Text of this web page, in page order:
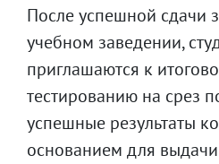
После успешной сдачи
учебном заведении,
приглашаются к
тестированию на срез
успешные результаты
основанием для